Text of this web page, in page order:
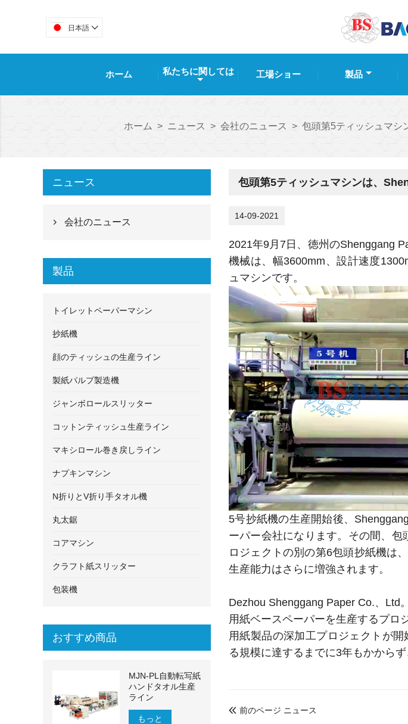
日本語 
ホーム 私たちに関しては 工場ショー 製品
ホーム > ニュース > 会社のニュース > 包頭第5ティッシュマシ
包頭第5ティッシュマシンは、
14-09-2021
2021年9月7日、徳州のShenggang
機械は、幅3600mm、設計速度
ュマシンです。
5号抄紙機の生産開始後、
ーパー会社になります。その間、
ロジェクトの別の第6包頭抄紙機は
生産能力はさらに増強されます。
Dezhou Shenggang Paper Co.、Ltd
用紙ベースペーパーを生産するプロ
用紙製品の深加工プロジェクトが
る規模に達するまでに3年もかから
 前のページ ニュース
ニュース
 会社のニュース
製品
トイレットペーパーマシン
抄紙機
顔のティッシュの生産ライン
製紙パルプ製造機
ジャンボロールスリッター
コットンティッシュ生産ライン
マキシロール巻き戻しライン
ナプキンマシン
N折りとV折り手タオル機
丸太鋸
コアマシン
クラフト紙スリッター
包装機
おすすめ商品
MJN-PL自動転写紙
ハンドタオル生産
ライン
もっと